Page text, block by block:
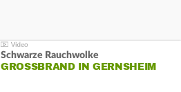
Schwarze Rauchwolke
GROSSBRAND IN GERNSHEIM